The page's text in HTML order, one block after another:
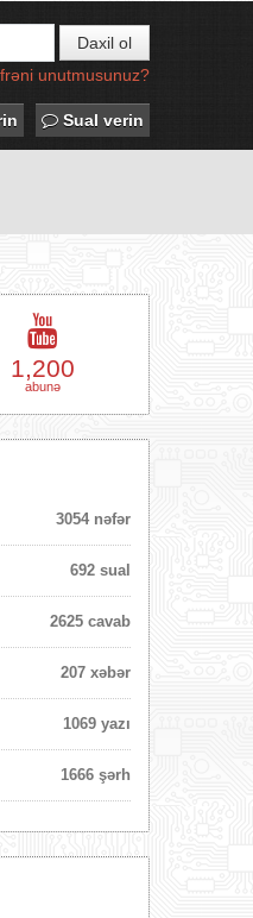
Daxil ol
unutmusunuz?
Sual verin
1,200
abunə
3054 nəfər
692 sual
2625 cavab
207 xəbər
1069 yazı
1666 şərh